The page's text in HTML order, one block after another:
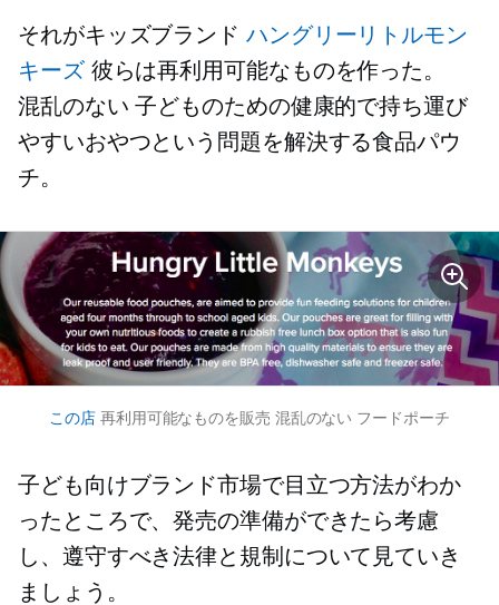
それがキッズブランド ハングリーリトルモン
キーズ彼らは再利用可能なものを作った。
混乱のない 子どものための健康的で持ち運び
やすいおやつという問題を解決する食品パウ
チ。
この店 再利用可能なものを販売 混乱のない フードポーチ
子ども向けブランド市場で目立つ方法がわか
ったところで、発売の準備ができたら考慮
し、遵守すべき法律と規制について見ていき
ましょう。